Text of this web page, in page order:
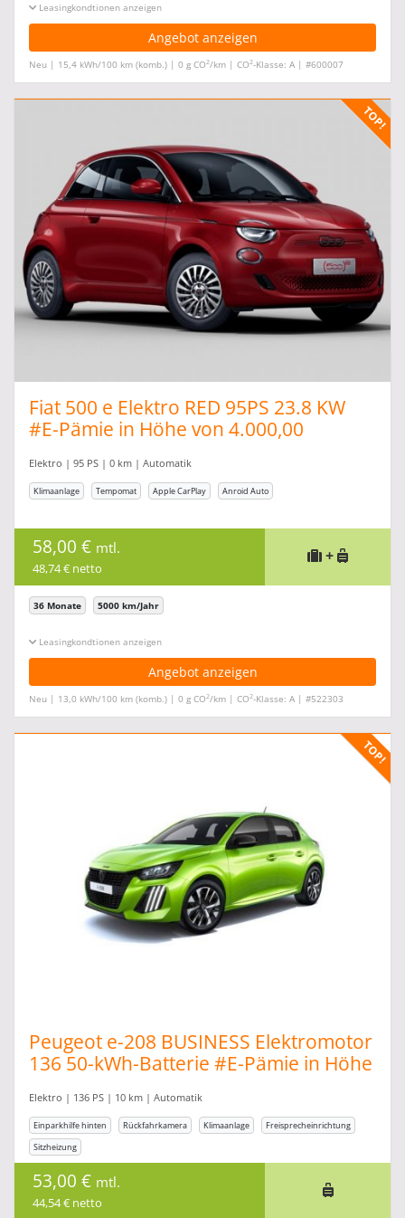
Leasingkonditionen ein-/ausblenden
Angebot anzeigen
Neu | 15,4 kWh/100 km (komb.) | 0 g CO2/km | CO2-Klasse: A | #600007
Fiat 500 e Elektro RED 95PS 23.8 KW
#E-Pämie in Höhe von 4.000,00
Elektro | 95 PS | 0 km | Automatik
Klimaanlage Tempomat Apple CarPlay Anroid Auto
58,00 € mtl.
48,74 € netto
+
36 Monate 5000 km/Jahr
Leasingkonditionen ein-/ausblenden
Angebot anzeigen
Neu | 13,0 kWh/100 km (komb.) | 0 g CO2/km | CO2-Klasse: A | #522303
Peugeot e-208 BUSINESS Elektromotor
136 50-kWh-Batterie #E-Pämie in Höhe
Elektro | 136 PS | 10 km | Automatik
Einparkhilfe hinten Rückfahrkamera Klimaanlage
Freisprecheinrichtung
Sitzheizung
53,00 € mtl.
44,54 € netto